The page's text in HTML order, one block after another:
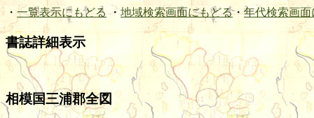
・ 一覧表示にもどる ・ 地域検索画面にもどる・ 年代検索画面
書誌詳細表示
相模国三浦郡全図